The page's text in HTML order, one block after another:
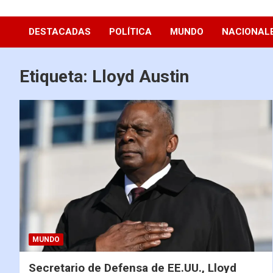
Diario La Hora
DESTACADAS POLÍTICA MUNDO
Etiqueta: Lloyd Austin
MUNDO
Secretario de Defensa de EE.UU., Lloyd